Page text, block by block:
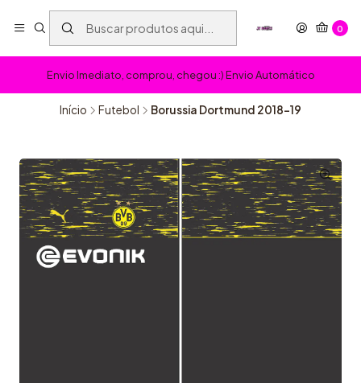
0
Envio Imediato, comprou, chegou :) Envio Automático
Início Futebol Borussia Dortmund 2018-19